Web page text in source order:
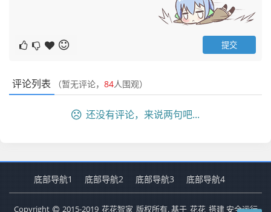
评论列表 （暂无评论， 84人围观）
还没有评论，来说两句吧...
底部导航1 底部导航2 底部导航3 底部导航4
Copyright 2015-2019 花花智家 版权所有. 基于 花花 搭建 安全运行